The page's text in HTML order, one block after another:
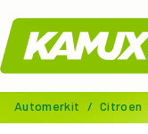
Kamux
Automerkit / Citroen